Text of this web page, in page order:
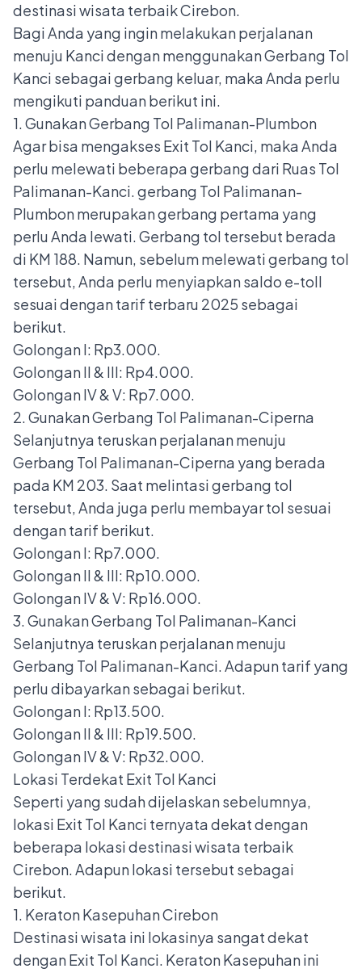
destinasi wisata terbaik Cirebon.
Bagi Anda yang ingin melakukan perjalanan
menuju Kanci dengan menggunakan Gerbang Tol
Kanci sebagai gerbang keluar, maka Anda perlu
mengikuti panduan berikut ini.
1. Gunakan Gerbang Tol Palimanan-Plumbon
Agar bisa mengakses Exit Tol Kanci, maka Anda
perlu melewati beberapa gerbang dari Ruas Tol
Palimanan-Kanci. gerbang Tol Palimanan-
Plumbon merupakan gerbang pertama yang
perlu Anda lewati. Gerbang tol tersebut berada
di KM 188. Namun, sebelum melewati gerbang tol
tersebut, Anda perlu menyiapkan saldo e-toll
sesuai dengan tarif terbaru 2025 sebagai
berikut.
Golongan I: Rp3.000.
Golongan II & III: Rp4.000.
Golongan IV & V: Rp7.000.
2. Gunakan Gerbang Tol Palimanan-Ciperna
Selanjutnya teruskan perjalanan menuju
Gerbang Tol Palimanan-Ciperna yang berada
pada KM 203. Saat melintasi gerbang tol
tersebut, Anda juga perlu membayar tol sesuai
dengan tarif berikut.
Golongan I: Rp7.000.
Golongan II & III: Rp10.000.
Golongan IV & V: Rp16.000.
3. Gunakan Gerbang Tol Palimanan-Kanci
Selanjutnya teruskan perjalanan menuju
Gerbang Tol Palimanan-Kanci. Adapun tarif yang
perlu dibayarkan sebagai berikut.
Golongan I: Rp13.500.
Golongan II & III: Rp19.500.
Golongan IV & V: Rp32.000.
Lokasi Terdekat Exit Tol Kanci
Seperti yang sudah dijelaskan sebelumnya,
lokasi Exit Tol Kanci ternyata dekat dengan
beberapa lokasi destinasi wisata terbaik
Cirebon. Adapun lokasi tersebut sebagai
berikut.
1. Keraton Kasepuhan Cirebon
Destinasi wisata ini lokasinya sangat dekat
dengan Exit Tol Kanci. Keraton Kasepuhan ini